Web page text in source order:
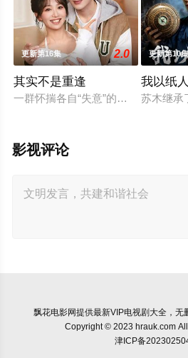
更新第16集 2.0
其实不是重逢
一群怀揣各自“失意”的年轻人，在
更新第10
我以纸
苏木继承
影视评论
飘花电影网提供最新VIP电视剧大全，无
Copyright © 2023 hrauk.com
津ICP备